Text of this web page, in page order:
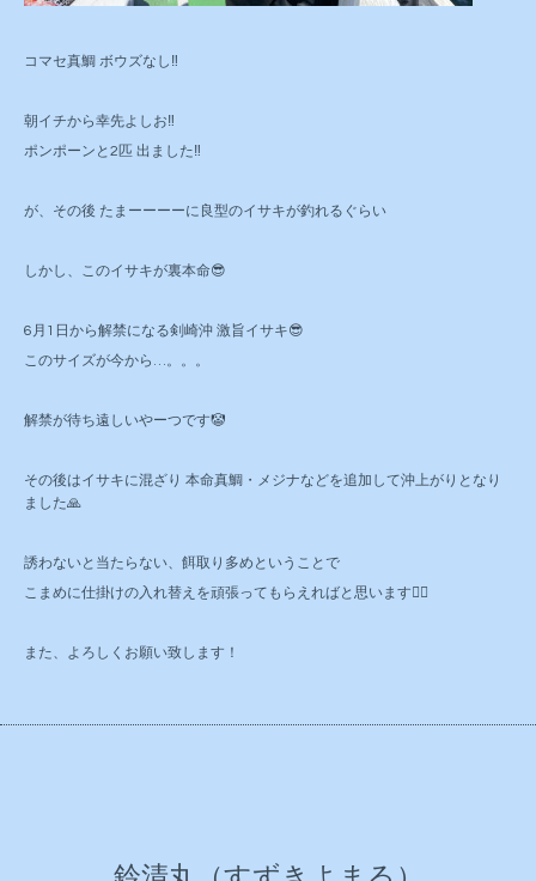
コマセ真鯛 ボウズなし‼️
朝イチから幸先よしお‼️
ポンポーンと2匹 出ました‼️
が、その後 たまーーーーに良型のイサキが釣れるぐらい
しかし、このイサキが裏本命😎
6月1日から解禁になる剣崎沖 激旨イサキ😎
このサイズが今から…。。。
解禁が待ち遠しいやーつです🤡
その後はイサキに混ざり 本命真鯛・メジナなどを追加して沖上がりとなり
ました🙏
誘わないと当たらない、餌取り多めということで
こまめに仕掛けの入れ替えを頑張ってもらえればと思います🙇‍♂️
また、よろしくお願い致します！